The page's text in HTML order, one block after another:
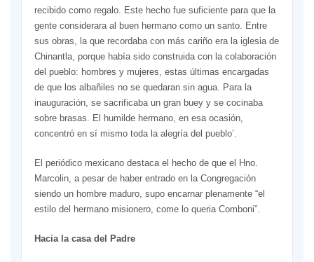
recibido como regalo. Este hecho fue suficiente para que la
gente considerara al buen hermano como un santo. Entre
sus obras, la que recordaba con más cariño era la iglesia de
Chinantla, porque había sido construida con la colaboración
del pueblo: hombres y mujeres, estas últimas encargadas
de que los albañiles no se quedaran sin agua. Para la
inauguración, se sacrificaba un gran buey y se cocinaba
sobre brasas. El humilde hermano, en esa ocasión,
concentró en sí mismo toda la alegría del pueblo’.
El periódico mexicano destaca el hecho de que el Hno.
Marcolin, a pesar de haber entrado en la Congregación
siendo un hombre maduro, supo encarnar plenamente “el
estilo del hermano misionero, come lo queria Comboni”.
Hacia la casa del Padre